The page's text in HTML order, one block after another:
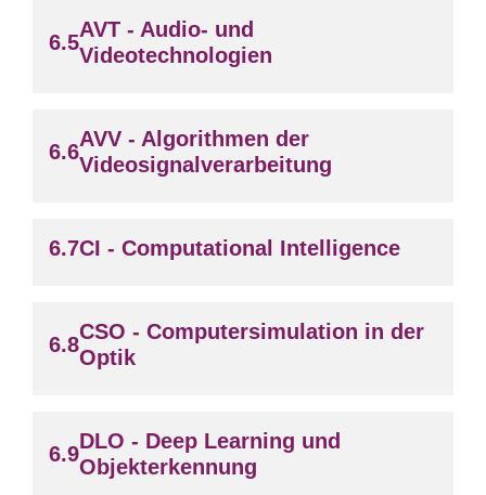
AVT - Audio- und
Videotechnologien
AVV - Algorithmen der
Videosignalverarbeitung
CI - Computational Intelligence
CSO - Computersimulation in der
Optik
DLO - Deep Learning und
Objekterkennung